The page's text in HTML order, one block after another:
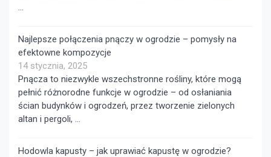
…
Najlepsze połączenia pnączy w ogrodzie – pomysły na
efektowne kompozycje
14 stycznia, 2025
Pnącza to niezwykle wszechstronne rośliny, które mogą
pełnić różnorodne funkcje w ogrodzie – od osłaniania
ścian budynków i ogrodzeń, przez tworzenie zielonych
altan i pergoli, …
Hodowla kapusty – jak uprawiać kapustę w ogrodzie?